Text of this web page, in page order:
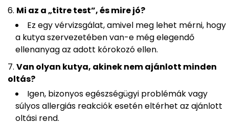
Mi az a „titre test”, és mire jó?
Ez egy vérvizsgálat, amivel meg lehet mérni, hogy
a kutya szervezetében van-e még elegendő
ellenanyag az adott kórokozó ellen.
Van olyan kutya, akinek nem ajánlott minden
oltás?
Igen, bizonyos egészségügyi problémák vagy
súlyos allergiás reakciók esetén eltérhet az ajánlott
oltási rend.